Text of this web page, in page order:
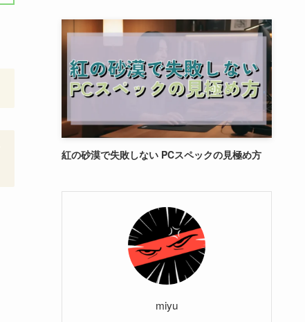
紅の砂漠で失敗しない PCスペックの見極め方
miyu